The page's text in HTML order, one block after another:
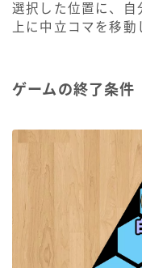
選択した位置に、自
上に中立コマを移動
ゲームの終了条件